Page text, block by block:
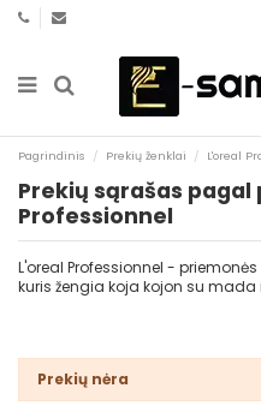
Pagrindinis Prekių ženklai L'oreal
Prekių sąrašas pagal
Professionnel
L'oreal Professionnel -
kuris žengia koja kojon su
Prekių nėra